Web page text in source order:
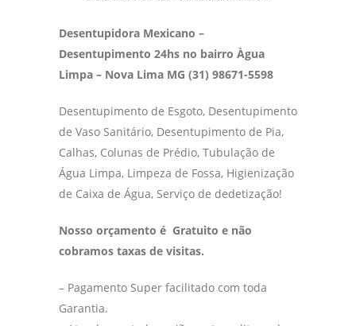
Desentupidora Mexicano –
Desentupimento 24hs no bairro Àgua
Limpa – Nova Lima MG (31) 98671-5598
Desentupimento de Esgoto, Desentupimento
de Vaso Sanitário, Desentupimento de Pia,
Calhas, Colunas de Prédio, Tubulação de
Água Limpa, Limpeza de Fossa, Higienização
de Caixa de Água, Serviço de dedetização!
Nosso orçamento é Gratuito e não
cobramos taxas de visitas.
– Pagamento Super facilitado com toda
Garantia.